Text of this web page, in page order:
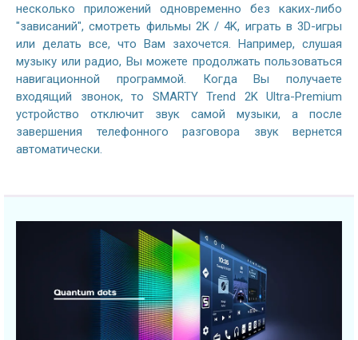
несколько приложений одновременно без каких-либо
"зависаний", смотреть фильмы 2K / 4K, играть в 3D-игры
или делать все, что Вам захочется. Например, слушая
музыку или радио, Вы можете продолжать пользоваться
навигационной программой. Когда Вы получаете
входящий звонок, то SMARTY Trend 2K Ultra-Premium
устройство отключит звук самой музыки, а после
завершения телефонного разговора звук вернется
автоматически.